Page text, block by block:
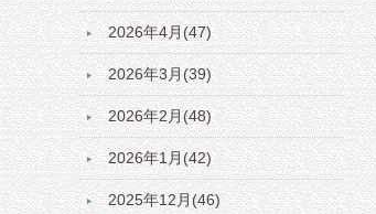
2026年4月(47)
2026年3月(39)
2026年2月(48)
2026年1月(42)
2025年12月(46)